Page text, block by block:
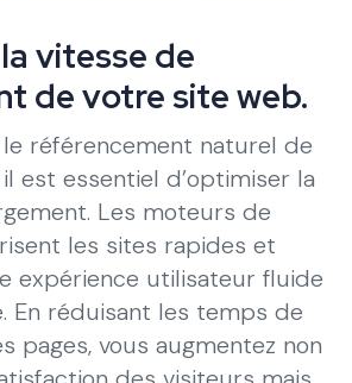
vitesse de
de votre site web.
référencement naturel de
est essentiel d’optimiser la
Les moteurs de
les sites rapides et
expérience utilisateur fluide
En réduisant les temps de
pages, vous augmentez non